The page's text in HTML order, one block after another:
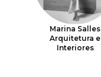
Marina Salles
Arquitetura e
Interiores